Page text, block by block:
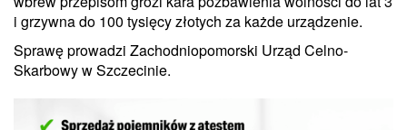
i grzywna do 100 tysięcy złotych za każde urządzenie.
Sprawę prowadzi Zachodniopomorski Urząd Celno-
Skarbowy w Szczecinie.